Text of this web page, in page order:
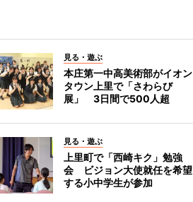
見る・遊ぶ
本庄第一中高美術部がイオン
タウン上里で「さわらび
展」 3日間で500人超
見る・遊ぶ
上里町で「西崎キク」勉強
会 ビジョン大使就任を希望
する小中学生が参加